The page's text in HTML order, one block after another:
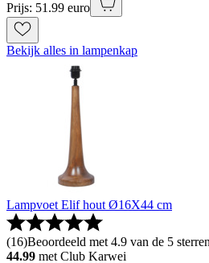
Prijs: 51.99 euro
Bekijk alles in lampenkap
Lampvoet Elif hout Ø16X44 cm
(16)Beoordeeld met 4.9 van de 5
44.99 met Club Karwei